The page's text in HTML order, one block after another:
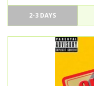
2-3 DAYS